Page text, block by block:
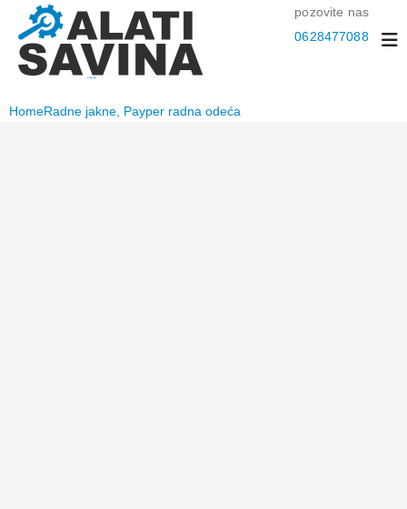
pozovite nas
0628477088
HomeRadne jakne Payper radna odeća